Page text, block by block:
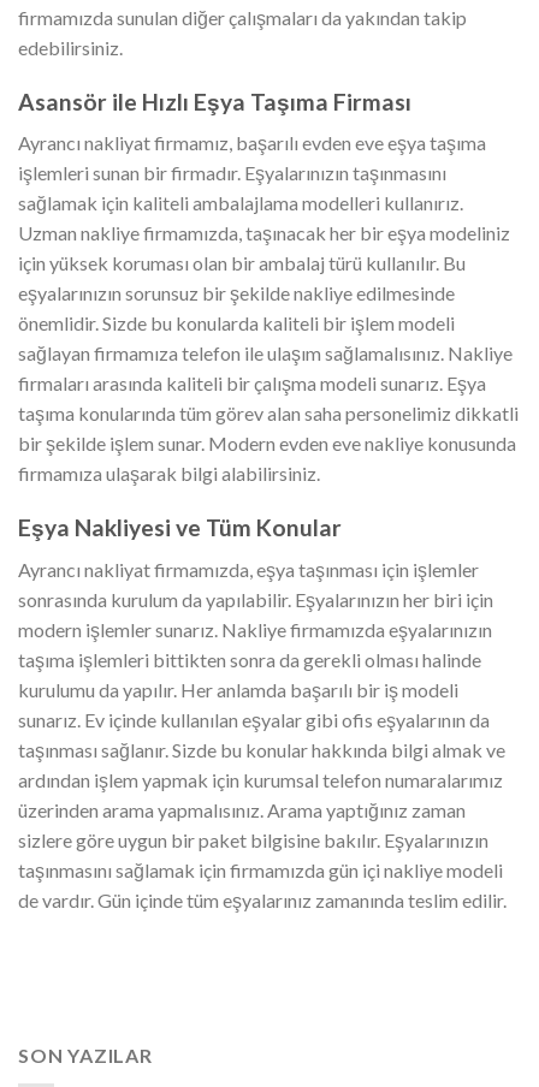
firmamızda sunulan diğer çalışmaları da yakından takip
edebilirsiniz.
Asansör ile Hızlı Eşya Taşıma Firması
Ayrancı nakliyat firmamız, başarılı evden eve eşya taşıma
işlemleri sunan bir firmadır. Eşyalarınızın taşınmasını
sağlamak için kaliteli ambalajlama modelleri kullanırız.
Uzman nakliye firmamızda, taşınacak her bir eşya modeliniz
için yüksek koruması olan bir ambalaj türü kullanılır. Bu
eşyalarınızın sorunsuz bir şekilde nakliye edilmesinde
önemlidir. Sizde bu konularda kaliteli bir işlem modeli
sağlayan firmamıza telefon ile ulaşım sağlamalısınız. Nakliye
firmaları arasında kaliteli bir çalışma modeli sunarız. Eşya
taşıma konularında tüm görev alan saha personelimiz dikkatli
bir şekilde işlem sunar. Modern evden eve nakliye konusunda
firmamıza ulaşarak bilgi alabilirsiniz.
Eşya Nakliyesi ve Tüm Konular
Ayrancı nakliyat firmamızda, eşya taşınması için işlemler
sonrasında kurulum da yapılabilir. Eşyalarınızın her biri için
modern işlemler sunarız. Nakliye firmamızda eşyalarınızın
taşıma işlemleri bittikten sonra da gerekli olması halinde
kurulumu da yapılır. Her anlamda başarılı bir iş modeli
sunarız. Ev içinde kullanılan eşyalar gibi ofis eşyalarının da
taşınması sağlanır. Sizde bu konular hakkında bilgi almak ve
ardından işlem yapmak için kurumsal telefon numaralarımız
üzerinden arama yapmalısınız. Arama yaptığınız zaman
sizlere göre uygun bir paket bilgisine bakılır. Eşyalarınızın
taşınmasını sağlamak için firmamızda gün içi nakliye modeli
de vardır. Gün içinde tüm eşyalarınız zamanında teslim edilir.
SON YAZILAR